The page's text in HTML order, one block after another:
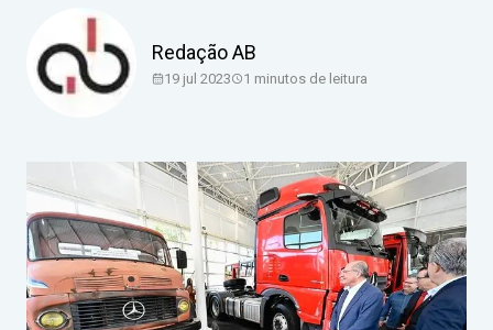
Redação AB
19 jul 2023 1 minutos de leitura